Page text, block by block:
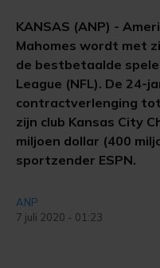
KANSAS (ANP) -
Mahomes wordt met
de bestbetaalde
League (NFL). De 24-
contractverlenging
zijn club Kansas City
miljoen dollar (400
sportzender ESPN.
ANP
7 juli 2020 - 01:23